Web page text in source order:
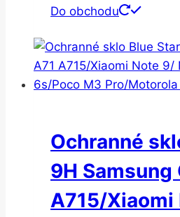
Do obchodu
Ochranné
9H Samsung
A715/Xiaomi